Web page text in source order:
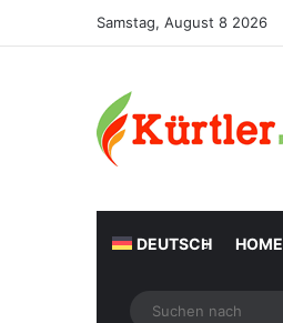
Samstag, August 8 2026
DEUTSCH HOME
Zufälliger Artikel